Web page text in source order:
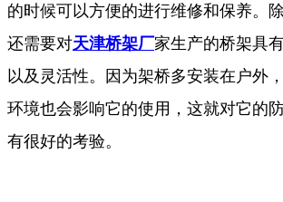
的时候可以方便的进行维修和保养。
还需要对天津桥架厂家生产的桥架具
以及灵活性。因为架桥多安装在户外
环境也会影响它的使用，这就对它的
有很好的考验。